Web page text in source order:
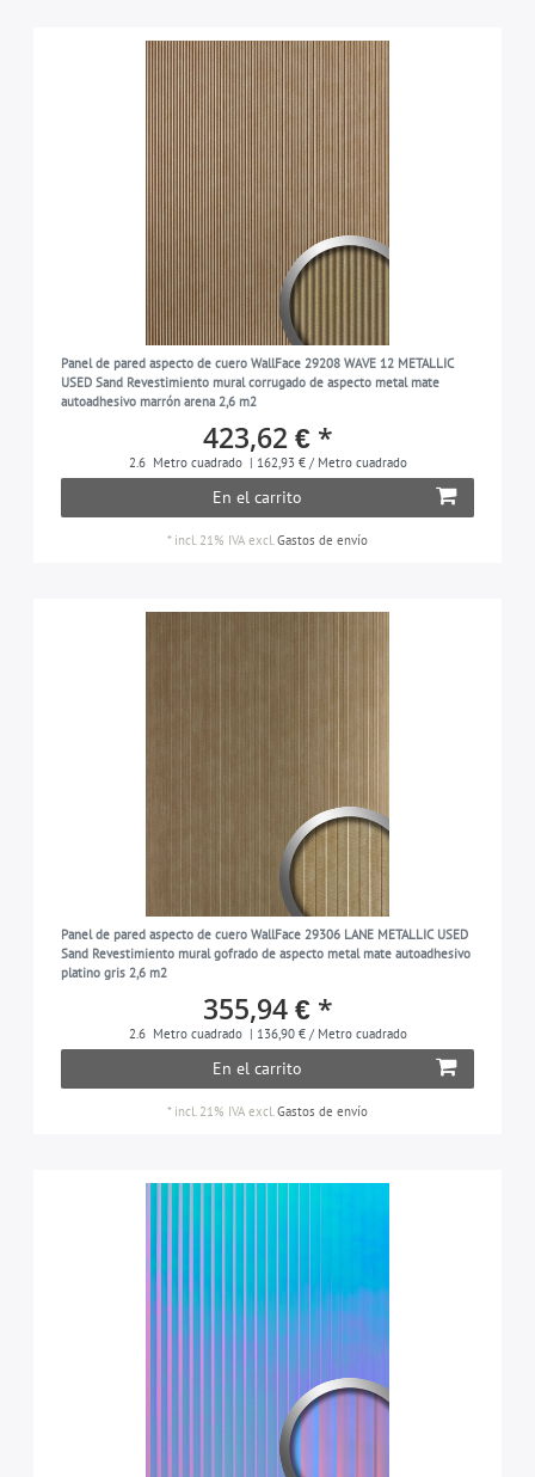
Panel de pared aspecto de cuero WallFace 29208 WAVE 12 METALLIC
USED Sand Revestimiento mural corrugado de aspecto metal mate
autoadhesivo marrón arena 2,6 m2
423,62 € *
2.6 Metro cuadrado | 162,93 € / Metro cuadrado
En el carrito
* incl. 21% IVA excl. Gastos de envío
Panel de pared aspecto de cuero WallFace 29306 LANE METALLIC USED
Sand Revestimiento mural gofrado de aspecto metal mate autoadhesivo
platino gris 2,6 m2
355,94 € *
2.6 Metro cuadrado | 136,90 € / Metro cuadrado
En el carrito
* incl. 21% IVA excl.Gastos de envío